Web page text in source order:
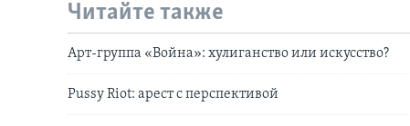
Читайте также
Арт-группа «Война»: хулиганство или искусство?
Pussy Riot: арест с перспективой